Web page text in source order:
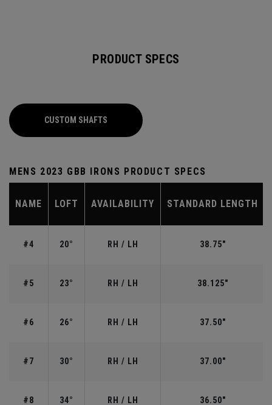
PRODUCT SPECS
CUSTOM SHAFTS
MENS 2023 GBB IRONS PRODUCT SPECS
NAME LOFT AVAILABILITY STANDARD LENGTH
#4 20° RH / LH 38.75"
#5 23° RH / LH 38.125"
#6 26° RH / LH 37.50"
#7 30° RH / LH 37.00"
#8 34° RH / LH 36.50"